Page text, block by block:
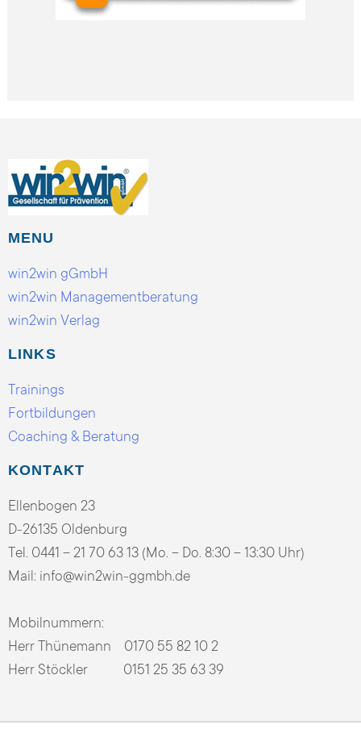
MENU
win2win gGmbH
win2win Managementberatung
win2win Verlag
LINKS
Trainings
Fortbildungen
Coaching & Beratung
KONTAKT
Ellenbogen 23
D-26135 Oldenburg
Tel. 0441 – 21 70 63 13 (Mo. – Do. 8:30 – 13:30 Uhr)
Mail: info@win2win-ggmbh.de
Mobilnummern:
Herr Thünemann 0170 55 82 10 2
Herr Stöckler 0151 25 35 63 39